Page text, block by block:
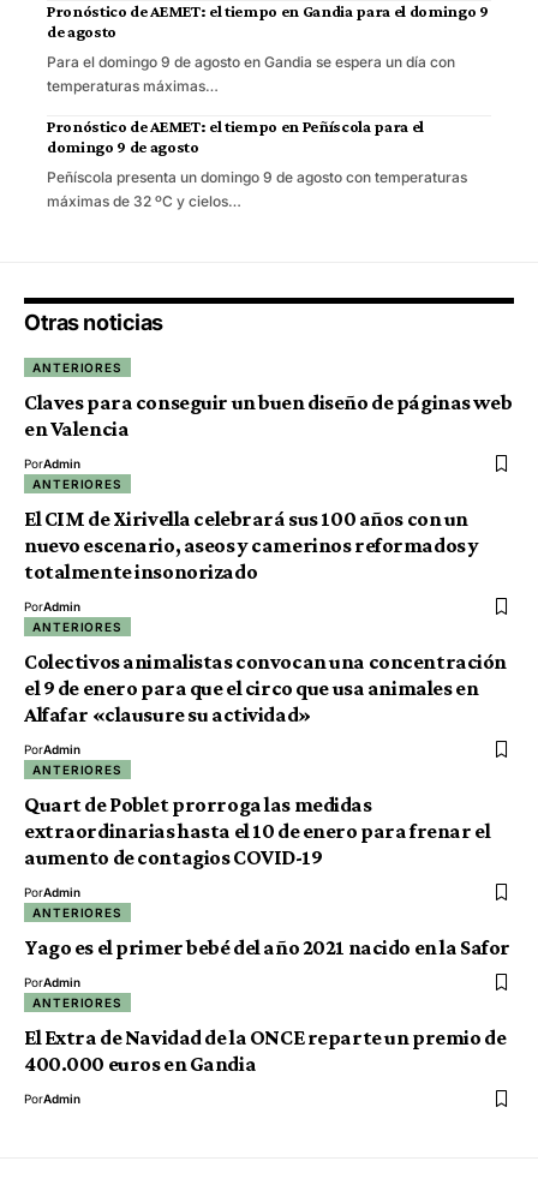
Pronóstico de AEMET: el tiempo en Gandia para el domingo 9
de agosto
Para el domingo 9 de agosto en Gandia se espera un día con
temperaturas máximas…
Pronóstico de AEMET: el tiempo en Peñíscola para el
domingo 9 de agosto
Peñíscola presenta un domingo 9 de agosto con temperaturas
máximas de 32 ºC y cielos…
Otras noticias
ANTERIORES
Claves para conseguir un buen diseño de páginas web
en Valencia
PorAdmin
ANTERIORES
El CIM de Xirivella celebrará sus 100 años con un
nuevo escenario, aseos y camerinos reformados y
totalmente insonorizado
PorAdmin
ANTERIORES
Colectivos animalistas convocan una concentración
el 9 de enero para que el circo que usa animales en
Alfafar «clausure su actividad»
PorAdmin
ANTERIORES
Quart de Poblet prorroga las medidas
extraordinarias hasta el 10 de enero para frenar el
aumento de contagios COVID-19
PorAdmin
ANTERIORES
Yago es el primer bebé del año 2021 nacido en la Safor
PorAdmin
ANTERIORES
El Extra de Navidad de la ONCE reparte un premio de
400.000 euros en Gandia
PorAdmin